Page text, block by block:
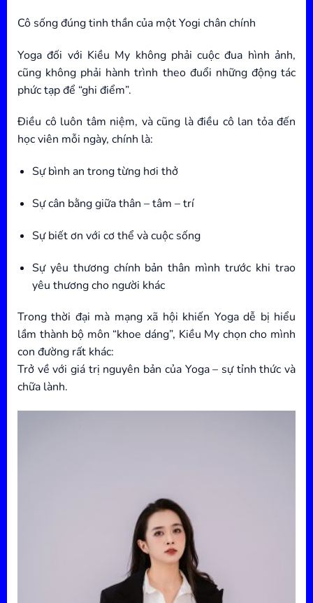
Cô sống đúng tinh thần của một Yogi chân chính
Yoga đối với Kiều My không phải cuộc đua hình ảnh,
cũng không phải hành trình theo đuổi những động tác
phức tạp để “ghi điểm”.
Điều cô luôn tâm niệm, và cũng là điều cô lan tỏa đến
học viên mỗi ngày, chính là:
Sự bình an trong từng hơi thở
Sự cân bằng giữa thân – tâm – trí
Sự biết ơn với cơ thể và cuộc sống
Sự yêu thương chính bản thân mình trước khi trao
yêu thương cho người khác
Trong thời đại mà mạng xã hội khiến Yoga dễ bị hiểu
lầm thành bộ môn “khoe dáng”, Kiều My chọn cho mình
con đường rất khác:
Trở về với giá trị nguyên bản của Yoga – sự tỉnh thức và
chữa lành.